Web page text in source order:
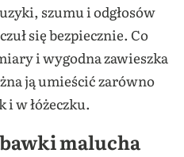
szumu i odgłosów
się bezpiecznie. Co
i wygodna zawieszka
ją umieścić zarówno
w łóżeczku.
malucha